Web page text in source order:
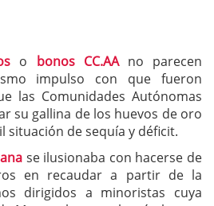
o bonos CC.AAno parecen
impulso con que fueron
las Comunidades Autónomas
su gallina de los huevos de oro
situación de sequía y déficit.
se ilusionaba con hacerse de
en recaudar a partir de la
dirigidos a minoristas cuya